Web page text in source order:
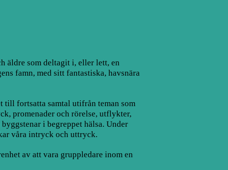
äldre som deltagit i, eller lett, en
famn, med sitt fantastiska, havsnära
till fortsatta samtal utifrån teman som
promenader och rörelse, utflykter,
i begreppet hälsa. Under
våra intryck och uttryck.
av att vara gruppledare inom en